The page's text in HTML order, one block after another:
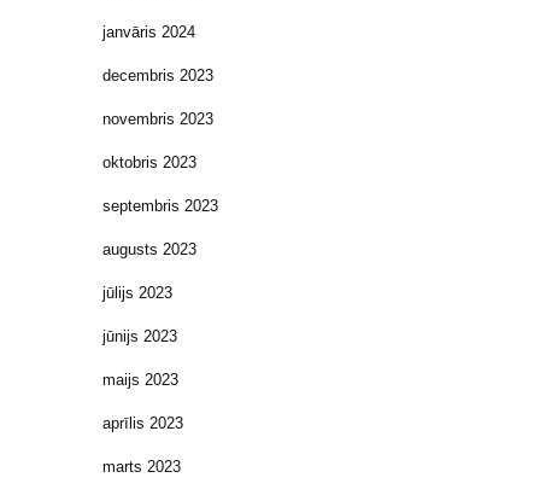
janvāris 2024
decembris 2023
novembris 2023
oktobris 2023
septembris 2023
augusts 2023
jūlijs 2023
jūnijs 2023
maijs 2023
aprīlis 2023
marts 2023